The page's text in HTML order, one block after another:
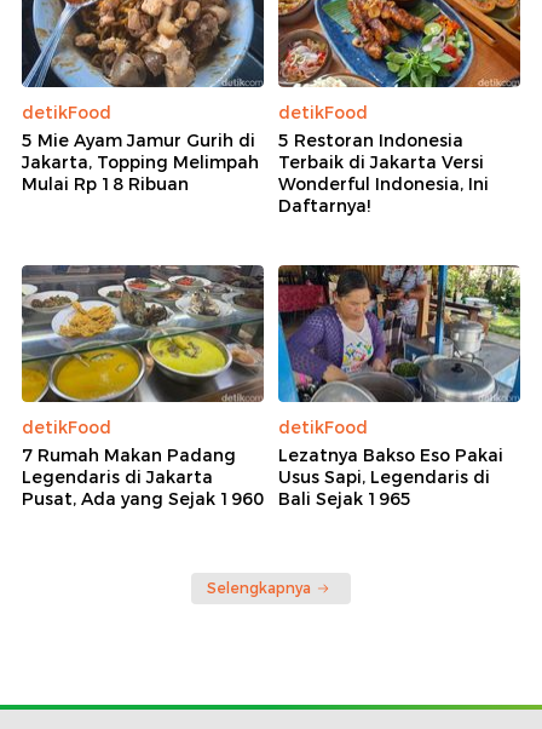
detikFood
5 Mie Ayam Jamur Gurih di
Jakarta, Topping Melimpah
Mulai Rp 18 Ribuan
detikFood
5 Restoran Indonesia
Terbaik di Jakarta Versi
Wonderful Indonesia, Ini
Daftarnya!
detikFood
7 Rumah Makan Padang
Legendaris di Jakarta
Pusat, Ada yang Sejak 1960
detikFood
Lezatnya Bakso Eso Pakai
Usus Sapi, Legendaris di
Bali Sejak 1965
Selengkapnya